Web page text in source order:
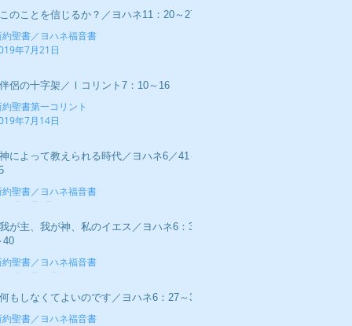
のことを信じるか？／ヨハネ11：20～27
約聖書／ヨハネ福音書
年7月21日
侶の十字架／Ⅰコリント7：10～16
約聖書第一コリント
年7月14日
によって教えられる時代／ヨハネ6／41～
約聖書／ヨハネ福音書
2019年7月7日
が主、我が神、私のイエス／ヨハネ6：34
40
約聖書／ヨハネ福音書
2019年6月30日
もしなくてよいのです／ヨハネ6：27～37
約聖書／ヨハネ福音書